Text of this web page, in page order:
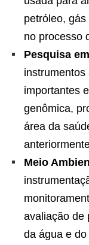
petróleo,
no processo
Pesquisa
importantes
genômica,
área da
Meio
avaliação de
da água e